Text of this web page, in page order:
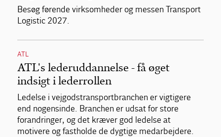
Besøg førende virksomheder og messen Transport
Logistic 2027.
ATL
ATL's lederuddannelse - få øget
indsigt i lederrollen
Ledelse i vejgodstransportbranchen er vigtigere
end nogensinde. Branchen er udsat for store
forandringer, og det kræver god ledelse at
motivere og fastholde de dygtige medarbejdere.